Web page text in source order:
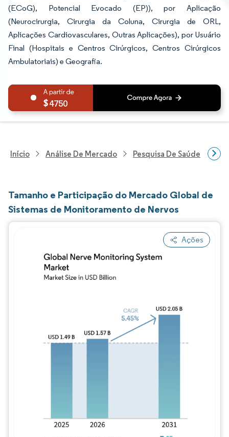
(ECoG), Potencial Evocado (EP)), por Aplicação
(Neurocirurgia, Cirurgia da Coluna, Cirurgia de ORL,
Aplicações Cardiovasculares, Outras Aplicações), por Usuário
Final (Hospitais e Centros Cirúrgicos, Centros Cirúrgicos
Ambulatoriais) e Geografia.
4750
Início Análise De Mercado Pesquisa De Saúde
Tamanho e Participação do Mercado Global de
Sistemas de Monitoramento de Nervos
Ações